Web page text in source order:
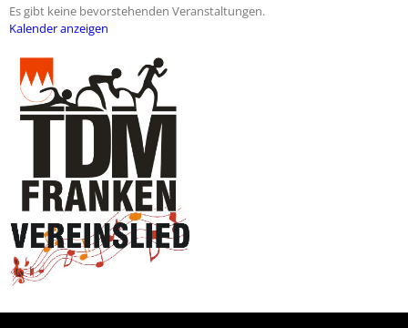
Es gibt keine bevorstehenden Veranstaltungen.
Kalender anzeigen